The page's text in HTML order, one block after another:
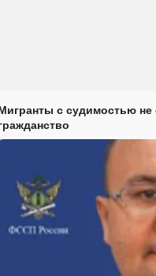
с судимостью не